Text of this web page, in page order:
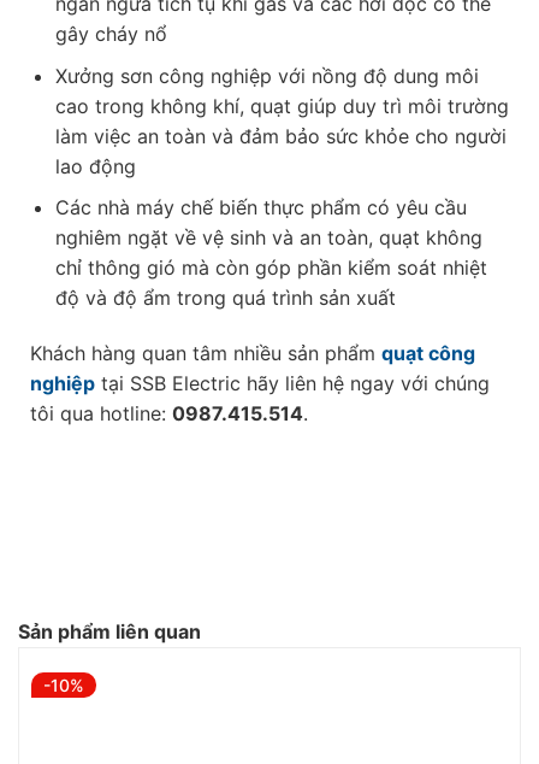
gây cháy nổ
Xưởng sơn công nghiệp với nồng độ dung môi
cao trong không khí, quạt giúp duy trì môi trường
làm việc an toàn và đảm bảo sức khỏe cho người
lao động
Các nhà máy chế biến thực phẩm có yêu cầu
nghiêm ngặt về vệ sinh và an toàn, quạt không
chỉ thông gió mà còn góp phần kiểm soát nhiệt
độ và độ ẩm trong quá trình sản xuất
Khách hàng quan tâm nhiều sản phẩm quạt công
nghiệp tại SSB Electric hãy liên hệ ngay với chúng
tôi qua hotline: 0987.415.514.
Sản phẩm liên quan
-10%